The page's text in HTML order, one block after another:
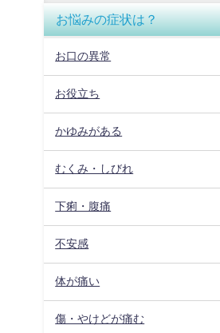
お悩みの症状は？
お口の異常
お役立ち
かゆみがある
むくみ・しびれ
下痢・腹痛
不安感
体が痛い
傷・やけどが痛む